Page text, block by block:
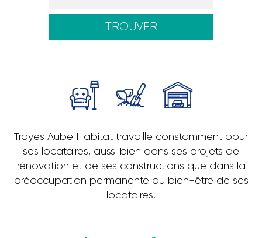
TROUVER
Troyes Aube Habitat travaille constamment pour
ses locataires, aussi bien dans ses projets de
rénovation et de ses constructions que dans la
préoccupation permanente du bien-être de ses
locataires.